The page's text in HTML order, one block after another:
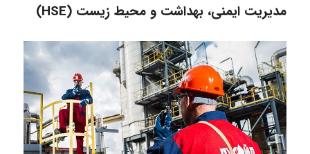
مدیریت ایمنی، بهداشت و محیط زیست (HSE)